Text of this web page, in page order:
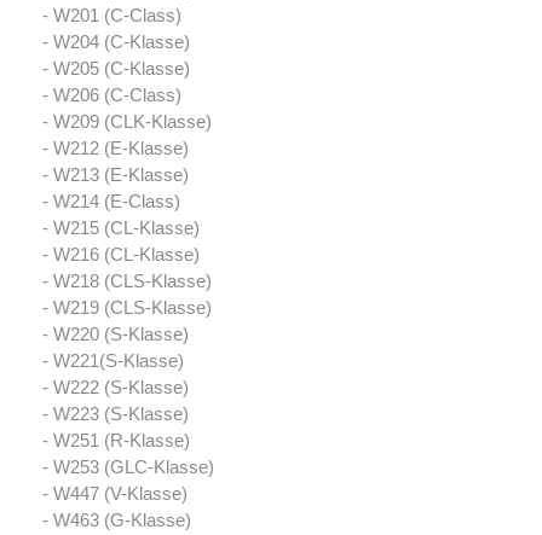
- W201 (C-Class)
- W204 (C-Klasse)
- W205 (C-Klasse)
- W206 (C-Class)
- W209 (CLK-Klasse)
- W212 (E-Klasse)
- W213 (E-Klasse)
- W214 (E-Class)
- W215 (CL-Klasse)
- W216 (CL-Klasse)
- W218 (CLS-Klasse)
- W219 (CLS-Klasse)
- W220 (S-Klasse)
- W221(S-Klasse)
- W222 (S-Klasse)
- W223 (S-Klasse)
- W251 (R-Klasse)
- W253 (GLC-Klasse)
- W447 (V-Klasse)
- W463 (G-Klasse)